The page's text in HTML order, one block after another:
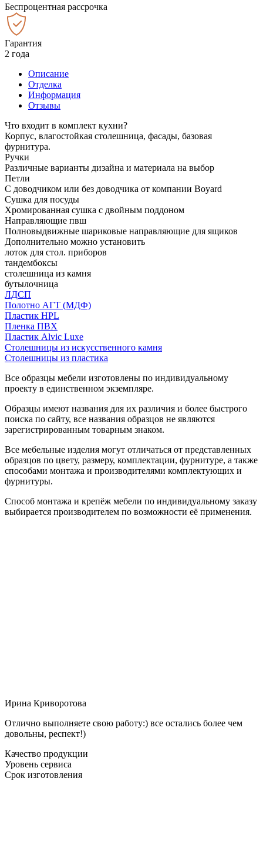
Беспроцентная рассрочка
Гарантия
2 года
Описание
Отделка
Информация
Отзывы
Что входит в комплект кухни?
Корпус, влагостойкая столешница, фасады, базовая
фурнитура.
Ручки
Различные варианты дизайна и материала на выбор
Петли
С доводчиком или без доводчика от компании Boyard
Сушка для посуды
Хромированная сушка с двойным поддоном
Направляющие пвш
Полновыдвижные шариковые направляющие для ящиков
Дополнительно можно установить
лоток для стол. приборов
тандембоксы
столешница из камня
бутылочница
ЛДСП
Полотно АГТ (МДФ)
Пластик HPL
Пленка ПВХ
Пластик Alvic Luxe
Столешницы из искусственного камня
Столешницы из пластика
Все образцы мебели изготовлены по индивидуальному
проекту в единственном экземпляре.
Образцы имеют названия для их различия и более быстрого
поиска по сайту, все названия образцов не являются
зарегистрированным товарным знаком.
Все мебельные изделия могут отличаться от представленных
образцов по цвету, размеру, комплектации, фурнитуре, а также
способами монтажа и производителями комплектующих и
фурнитуры.
Способ монтажа и крепёж мебели по индивидуальному заказу
выбирается производителем по возможности её применения.
Ирина Криворотова
Отлично выполняете свою работу:) все остались более чем
довольны, респект!)
Качество продукции
Уровень сервиса
Срок изготовления